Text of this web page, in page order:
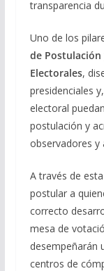
transparencia
Uno de los
de
Electorales,
presidenciales
electoral
postulación y
observadores y
A través de
postular a
correcto
mesa de
desempeñarán
centros de